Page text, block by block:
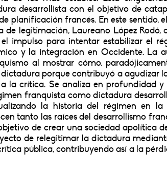
desarrollista con el objetivo de
planificación francés. En este sentido,
legitimación, Laureano López Rodó,
el impulso para intentar estabilizar el
y la integración en Occidente. La
al mostrar cómo,
porque contribuyó a agudizar
la crítica. Se analiza en profundidad
franquista como dictadura
la historia del régimen en
tanto las raíces del desarrollismo
de crear una sociedad apolítica
de relegitimar la dictadura
pública, contribuyendo así a la